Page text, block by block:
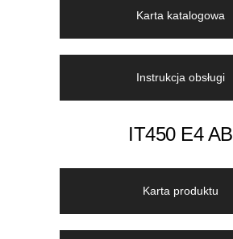
Karta katalogowa
Instrukcja obsługi
IT450 E4 AB
Karta produktu